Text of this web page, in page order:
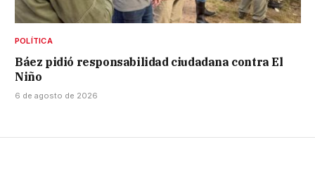
POLÍTICA
Báez pidió responsabilidad ciudadana contra El
Niño
6 de agosto de 2026